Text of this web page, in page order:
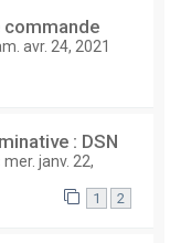
commande
avr. 24, 2021
: DSN
mer. janv. 22,
1 2